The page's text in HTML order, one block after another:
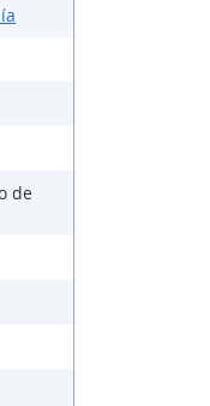
de